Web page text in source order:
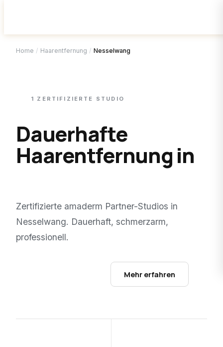
Home / Haarentfernung / Nesselwang
1 ZERTIFIZIERTE STUDIO
Dauerhafte
Haarentfernung in
Zertifizierte amaderm Partner-Studios in
Nesselwang. Dauerhaft, schmerzarm,
professionell.
Mehr erfahren